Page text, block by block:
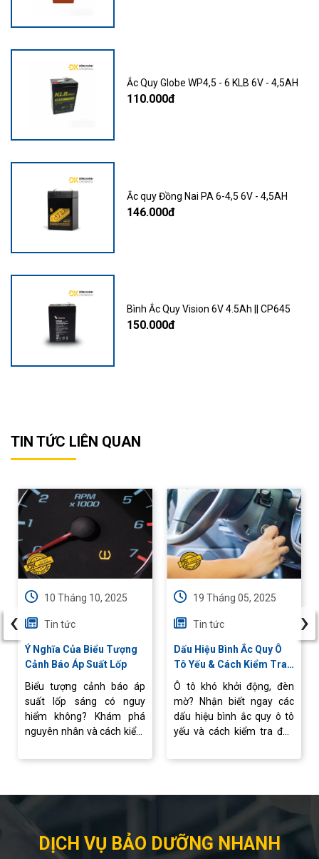
Ắc Quy Globe WP4,5 - 6 KLB 6V - 4,5AH
110.000đ
Ắc quy Đồng Nai PA 6-4,5 6V - 4,5AH
146.000đ
Bình Ắc Quy Vision 6V 4.5Ah || CP645
150.000đ
TIN TỨC LIÊN QUAN
10 Tháng 10, 2025
Tin tức
Ý Nghĩa Của Biểu Tượng
Cảnh Báo Áp Suất Lốp
Biểu tượng cảnh báo áp
suất lốp sáng có nguy
hiểm không? Khám phá
nguyên nhân và cách kiểm
hành ổn định.
19 Tháng 05, 2025
Tin tức
Dấu Hiệu Bình Ắc Quy Ô
Tô Yếu & Cách Kiểm Tra
Nhanh Tại Nhà
Ô tô khó khởi động, đèn
mờ? Nhận biết ngay các
dấu hiệu bình ắc quy ô tô
yếu và cách kiểm tra đơn
ắc quy ô tô chính hãng, giá
‹ ›
DỊCH VỤ BẢO DƯỠNG NHANH